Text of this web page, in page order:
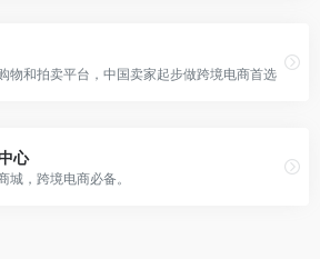
物和拍卖平台，中国卖家起步做跨境电商首选
心
城，跨境电商必备。